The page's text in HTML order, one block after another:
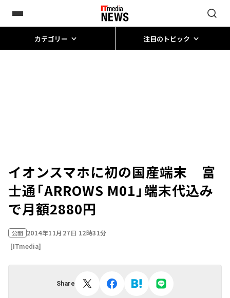
カテゴリー 注目のトピック
イオンスマホに初の国産端末 富
士通「ARROWS M01」端末代込み
で月額2880円
公開 2014年11月27日 12時31分
[ITmedia]
Share